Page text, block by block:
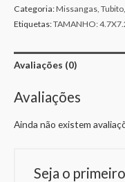
Categoria:Missangas,
Etiquetas:TAMANHO:
Avaliações (0)
Avaliações
Ainda não existem
Seja o